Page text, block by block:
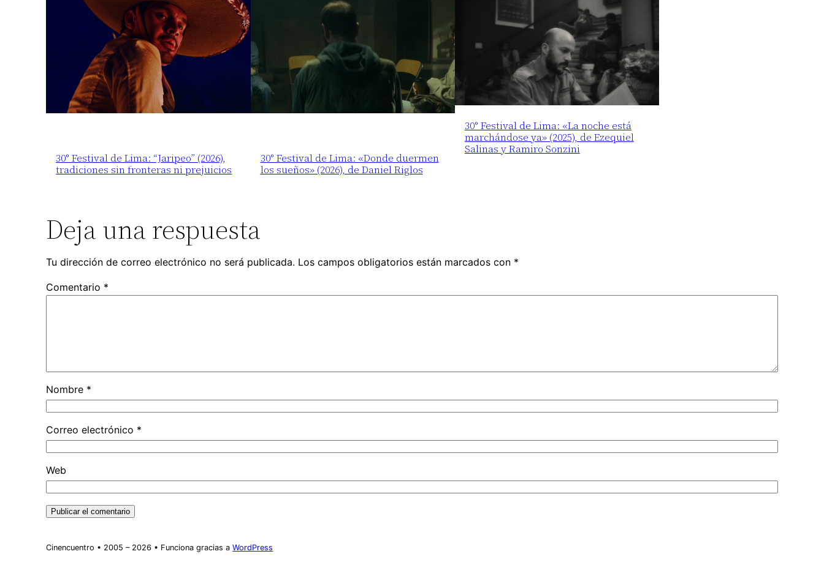
30° Festival de Lima: “Jaripeo” (2026),
tradiciones sin fronteras ni prejuicios
30° Festival de Lima: «Donde duermen
los sueños» (2026), de Daniel Riglos
30° Festival de Lima: «La noche está
marchándose ya» (2025), de Ezequiel
Salinas y Ramiro Sonzini
Deja una respuesta
Tu dirección de correo electrónico no será publicada. Los campos obligatorios están marcados con *
Comentario *
Nombre *
Correo electrónico *
Web
Cinencuentro • 2005 – 2026 • Funciona gracias aWordPress